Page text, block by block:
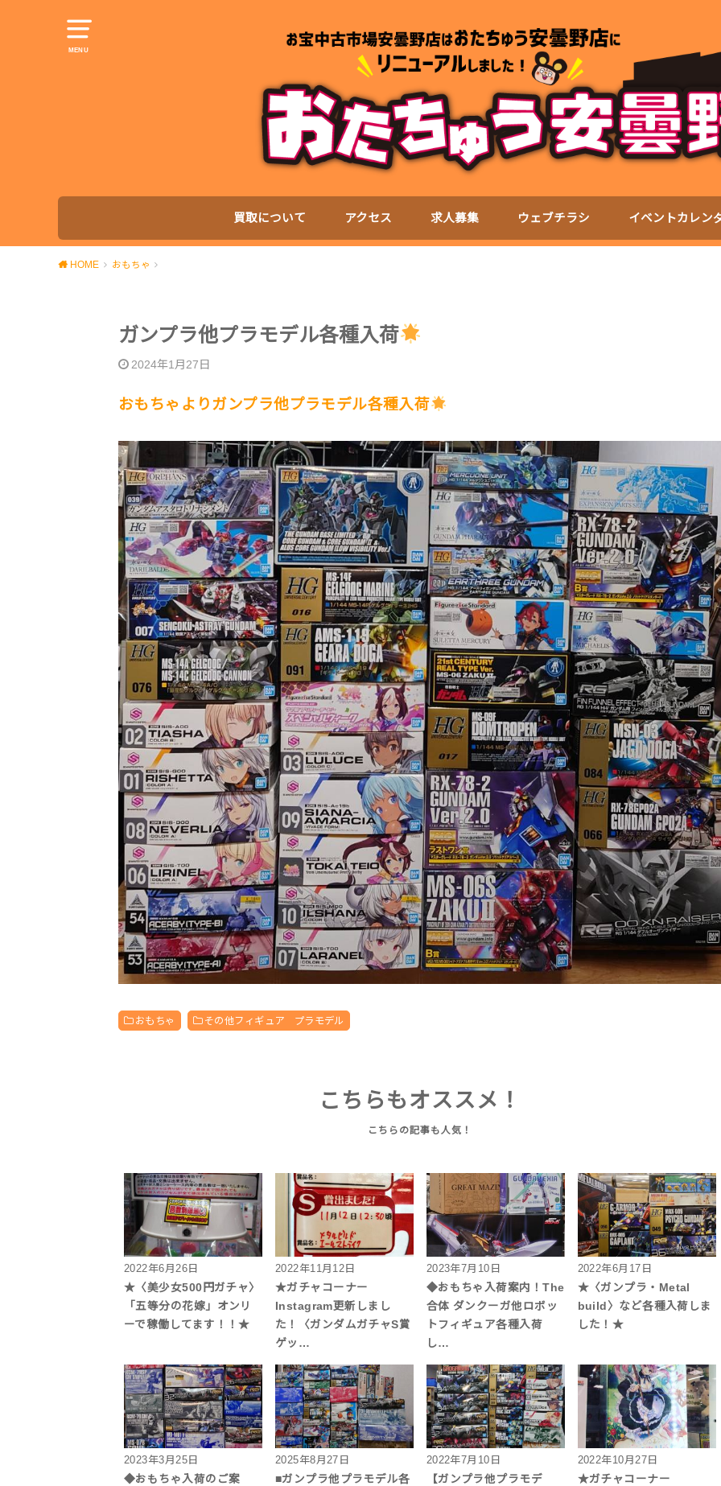
MENU
買取について アクセス 求人募集 ウェブチラシ イベントカレン
HOME おもちゃ
ガンプラ他プラモデル各種入荷
2024年1月27日
おもちゃよりガンプラ他プラモデル各種入荷
おもちゃ その他フィギュア プラモデル
こちらもオススメ！
2022年6月26日
★〈美少女500円ガチャ〉
「五等分の花嫁」オンリ
ーで稼働してます！！★
2022年11月12日
★ガチャコーナー
Instagram更新しまし
た！〈ガンダムガチャS賞
ゲッ…
2023年7月10日
◆おもちゃ入荷案内！The
合体 ダンクーガ他ロボッ
トフィギュア各種入荷
し…
2022年6月17日
★〈ガンプラ・Metal
build〉など各種入荷しま
した！★
2023年3月25日
◆おもちゃ入荷のご案
2025年8月27日
■ガンプラ他プラモデル各
2022年7月10日
【ガンプラ他プラモデ
2022年10月27日
★ガチャコーナー